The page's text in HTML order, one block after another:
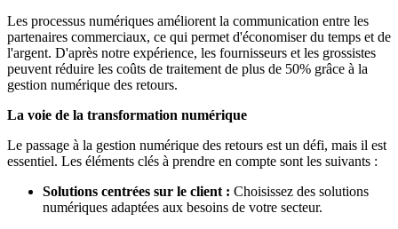
Les processus numériques améliorent la communication entre les
partenaires commerciaux, ce qui permet d'économiser du temps et de
l'argent. D'après notre expérience, les fournisseurs et les grossistes
peuvent réduire les coûts de traitement de plus de 50% grâce à la
gestion numérique des retours.
La voie de la transformation numérique
Le passage à la gestion numérique des retours est un défi, mais il est
essentiel. Les éléments clés à prendre en compte sont les suivants :
Solutions centrées sur le client : Choisissez des solutions
numériques adaptées aux besoins de votre secteur.